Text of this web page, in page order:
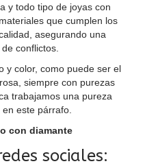
y todo tipo de joyas con
que cumplen los
asegurando una
conflictos.
y color, como puede ser el
siempre con purezas
trabajamos una pureza
este párrafo.
con diamante
sociales: